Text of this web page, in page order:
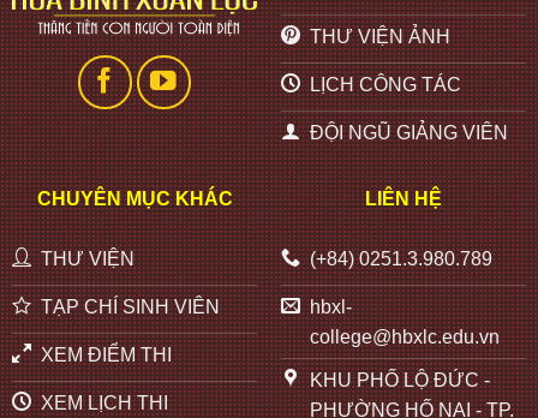
THƯ VIỆN ẢNH
LỊCH CÔNG TÁC
ĐỘI NGŨ GIẢNG VIÊN
CHUYÊN MỤC KHÁC
THƯ VIỆN
TẠP CHÍ SINH VIÊN
XEM ĐIỂM THI
XEM LỊCH THI
LIÊN HỆ
(+84) 0251.3.980.789
hbxl-
college@hbxlc.edu.vn
KHU PHỐ LỘ ĐỨC -
PHƯỜNG HỐ NAI - TP.